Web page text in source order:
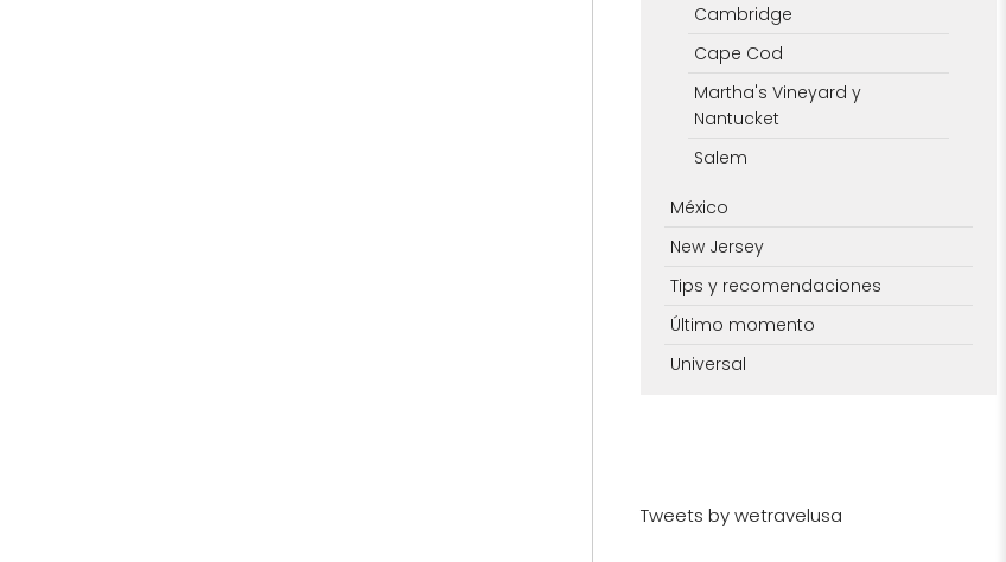
Cambridge
Cape Cod
Martha's Vineyard y
Nantucket
Salem
México
New Jersey
Tips y recomendaciones
Último momento
Universal
Tweets by wetravelusa